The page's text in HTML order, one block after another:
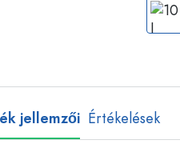
Műanyag
jellemzői Értékelések